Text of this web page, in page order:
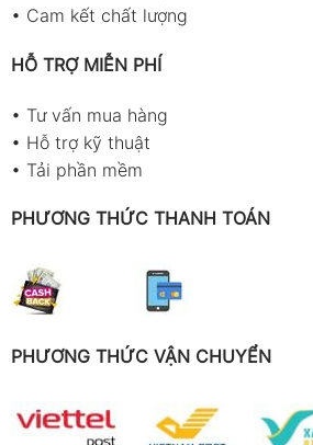
• Cam kết chất lượng
HỖ TRỢ MIỄN PHÍ
• Tư vấn mua hàng
• Hỗ trợ kỹ thuật
• Tải phần mềm
PHƯƠNG THỨC THANH TOÁN
PHƯƠNG THỨC VẬN CHUYỂN